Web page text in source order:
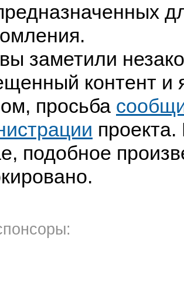
заметили
контент и
просьба
подобное